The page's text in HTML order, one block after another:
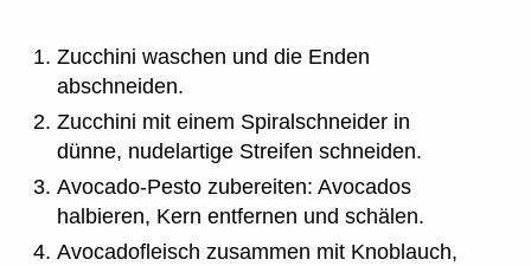
Zucchini waschen und die Enden
abschneiden.
Zucchini mit einem Spiralschneider in
dünne, nudelartige Streifen schneiden.
Avocado-Pesto zubereiten: Avocados
halbieren, Kern entfernen und schälen.
Avocadofleisch zusammen mit Knoblauch,